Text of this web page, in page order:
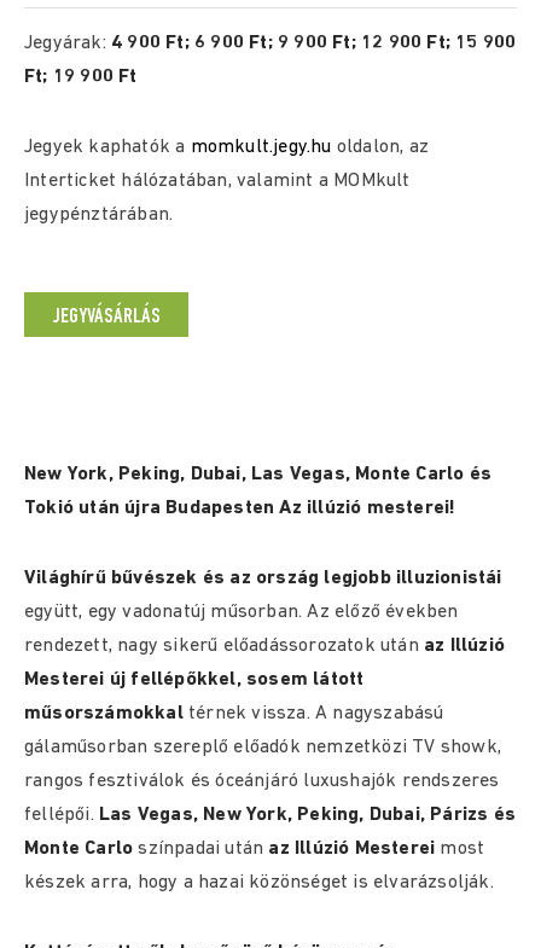
Jegyárak: 4 900 Ft; 6 900 Ft; 9 900 Ft; 12 900 Ft; 15 900
Ft; 19 900 Ft
Jegyek kaphatók a momkult.jegy.hu oldalon, az
Interticket hálózatában, valamint a MOMkult
jegypénztárában.
JEGYVÁSÁRLÁS
New York, Peking, Dubai, Las Vegas, Monte Carlo és
Tokió után újra Budapesten Az illúzió mesterei!
Világhírű bűvészek és az ország legjobb illuzionistái
együtt, egy vadonatúj műsorban. Az előző években
rendezett, nagy sikerű előadássorozatok után az Illúzió
Mesterei új fellépőkkel, sosem látott
műsorszámokkaltérnek vissza. A nagyszabású
gálaműsorban szereplő előadók nemzetközi TV showk,
rangos fesztiválok és óceánjáró luxushajók rendszeres
fellépői. Las Vegas, New York, Peking, Dubai, Párizs és
Monte Carlo színpadai után az Illúzió Mesterei most
készek arra, hogy a hazai közönséget is elvarázsolják.